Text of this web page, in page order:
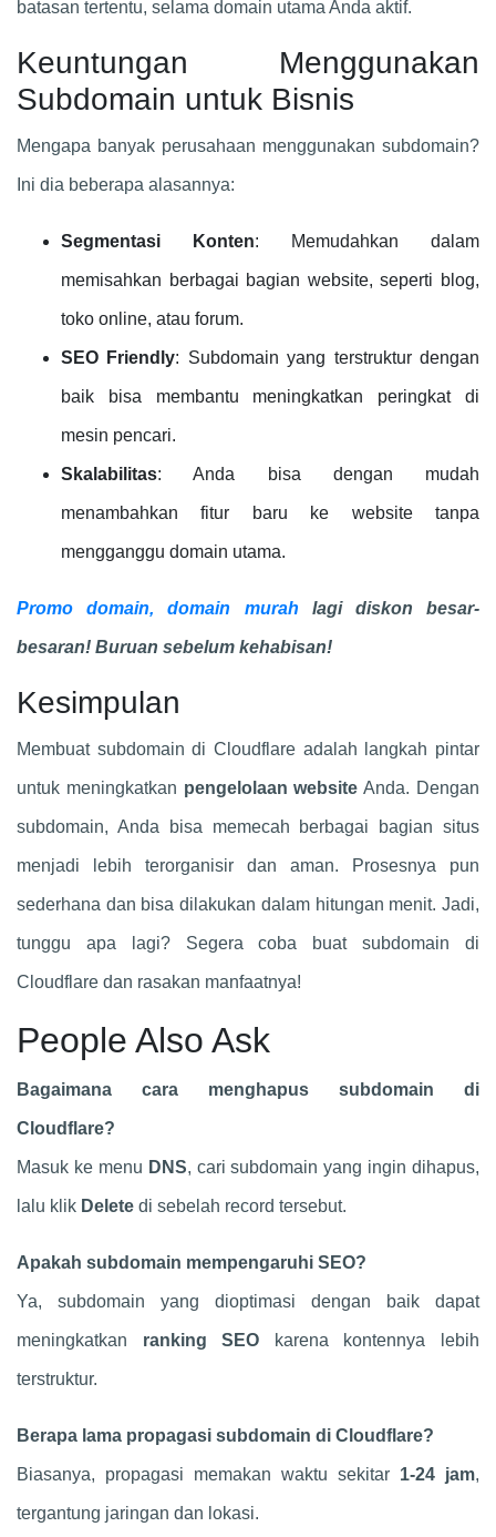
batasan tertentu, selama domain utama Anda aktif.
Keuntungan Menggunakan
Subdomain untuk Bisnis
Mengapa banyak perusahaan menggunakan subdomain?
Ini dia beberapa alasannya:
Segmentasi Konten: Memudahkan dalam
memisahkan berbagai bagian website, seperti blog,
toko online, atau forum.
SEO Friendly: Subdomain yang terstruktur dengan
baik bisa membantu meningkatkan peringkat di
mesin pencari.
Skalabilitas: Anda bisa dengan mudah
menambahkan fitur baru ke website tanpa
mengganggu domain utama.
Promo domain, domain murah lagi diskon besar-
besaran! Buruan sebelum kehabisan!
Kesimpulan
Membuat subdomain di Cloudflare adalah langkah pintar
untuk meningkatkan pengelolaan website Anda. Dengan
subdomain, Anda bisa memecah berbagai bagian situs
menjadi lebih terorganisir dan aman. Prosesnya pun
sederhana dan bisa dilakukan dalam hitungan menit. Jadi,
tunggu apa lagi? Segera coba buat subdomain di
Cloudflare dan rasakan manfaatnya!
People Also Ask
Bagaimana cara menghapus subdomain di
Cloudflare?
Masuk ke menu DNS, cari subdomain yang ingin dihapus,
lalu klik Delete di sebelah record tersebut.
Apakah subdomain mempengaruhi SEO?
Ya, subdomain yang dioptimasi dengan baik dapat
meningkatkan ranking SEO karena kontennya lebih
terstruktur.
Berapa lama propagasi subdomain di Cloudflare?
Biasanya, propagasi memakan waktu sekitar 1-24 jam,
tergantung jaringan dan lokasi.